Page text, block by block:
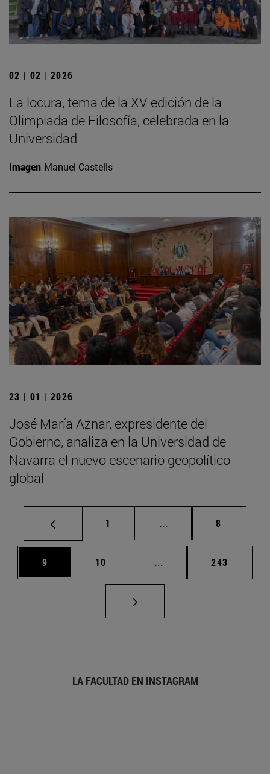
02 | 02 | 2026
La locura, tema de la XV edición de la
Olimpiada de Filosofía, celebrada en la
Universidad
Imagen Manuel Castells
23 | 01 | 2026
José María Aznar, expresidente del
Gobierno, analiza en la Universidad de
Navarra el nuevo escenario geopolítico
global
Página
1 ... Páginas intermedias
Página
8
Página
9 Página
10 ... Páginas intermedias
Página
243
LA FACULTAD EN INSTAGRAM